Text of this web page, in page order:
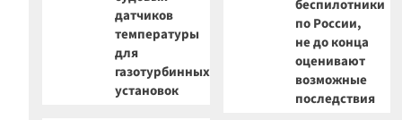
датчиков
температуры
для
газотурбинных
установок
беспилотники
по России,
не до конца
оценивают
возможные
последствия